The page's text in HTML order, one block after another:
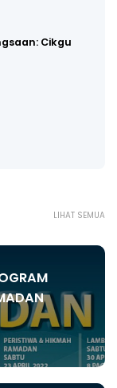
Cikgu
LIHAT SEMUA